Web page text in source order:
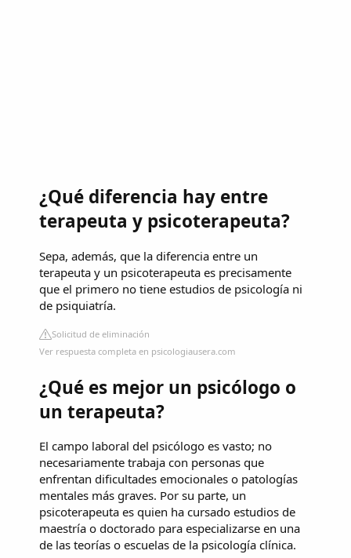
¿Qué diferencia hay entre
terapeuta y psicoterapeuta?
Sepa, además, que la diferencia entre un
terapeuta y un psicoterapeuta es precisamente
que el primero no tiene estudios de psicología ni
de psiquiatría.
Solicitud de eliminación
Ver respuesta completa en psicologiausera.com
¿Qué es mejor un psicólogo o
un terapeuta?
El campo laboral del psicólogo es vasto; no
necesariamente trabaja con personas que
enfrentan dificultades emocionales o patologías
mentales más graves. Por su parte, un
psicoterapeuta es quien ha cursado estudios de
maestría o doctorado para especializarse en una
de las teorías o escuelas de la psicología clínica.